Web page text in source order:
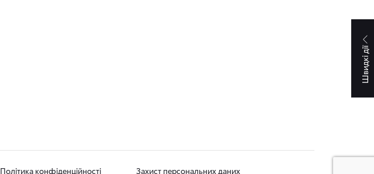
Швидкі дії
Політика конфіденційності Захист персональних даних